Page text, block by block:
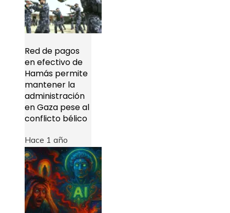
Red de pagos
en efectivo de
Hamás permite
mantener la
administración
en Gaza pese al
conflicto bélico
Hace 1 año